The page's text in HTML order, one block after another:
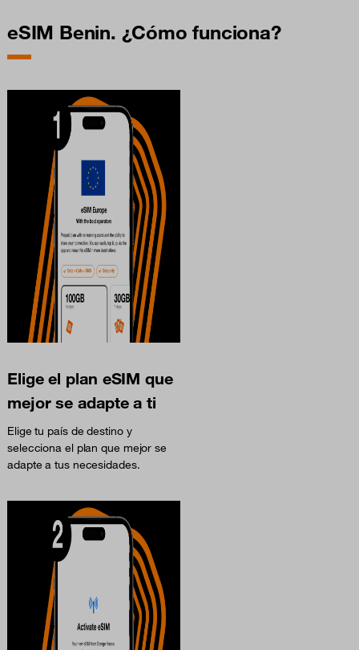
eSIM Benin. ¿Cómo funciona?
Elige el plan eSIM que
mejor se adapte a ti
Elige tu país de destino y
selecciona el plan que mejor se
adapte a tus necesidades.